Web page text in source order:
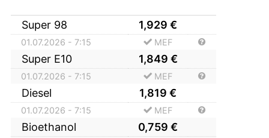
Super 98 1,929 €
01.07.2026 - 7:15 MEF
Super E10 1,849 €
01.07.2026 - 7:15 MEF
Diesel 1,819 €
01.07.2026 - 7:15 MEF
Bioethanol 0,759 €